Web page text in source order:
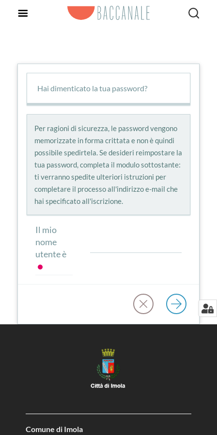
Hai dimenticato la tua password?
Per ragioni di sicurezza, le password vengono
memorizzate in forma crittata e non è quindi
possibile spedirtela. Se desideri reimpostare la
tua password, completa il modulo sottostante:
ti verranno spedite ulteriori istruzioni per
completare il processo all'indirizzo e-mail che
hai specificato all'iscrizione.
Il mio
nome
utente è
Comune di Imola